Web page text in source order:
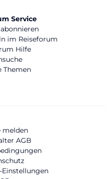
Service
abonnieren
im Reiseforum
Hilfe
Themen
melden
AGB
Einstellungen